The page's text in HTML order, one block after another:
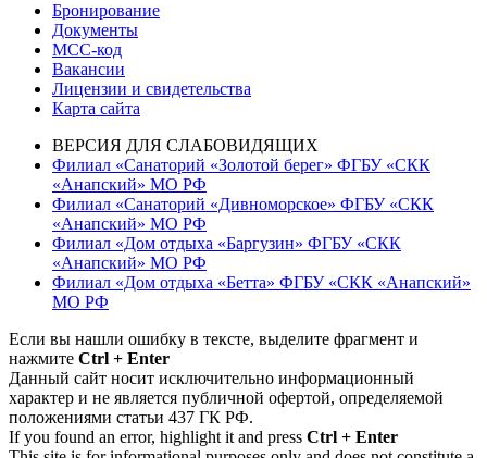
Бронирование
Документы
МСС-код
Вакансии
Лицензии и свидетельства
Карта сайта
ВЕРСИЯ ДЛЯ СЛАБОВИДЯЩИХ
Филиал «Санаторий «Золотой берег» ФГБУ «СКК
«Анапский» МО РФ
Филиал «Санаторий «Дивноморское» ФГБУ «СКК
«Анапский» МО РФ
Филиал «Дом отдыха «Баргузин» ФГБУ «СКК
«Анапский» МО РФ
Филиал «Дом отдыха «Бетта» ФГБУ «СКК «Анапский»
МО РФ
Если вы нашли ошибку в тексте, выделите фрагмент и
нажмите Ctrl + Enter
Данный сайт носит исключительно информационный
характер и не является публичной офертой, определяемой
положениями статьи 437 ГК РФ.
If you found an error, highlight it and press Ctrl + Enter